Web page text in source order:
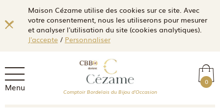
Maison Cézame utilise des cookies sur ce site. Avec
votre consentement, nous les utiliserons pour mesurer
et analyser l'utilisation du site (cookies analytiques).
J'accepte/ Personnaliser
Menu 0
Comptoir Bordelais du Bijou d'Occasion